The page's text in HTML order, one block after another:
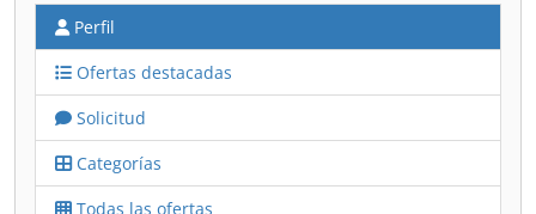
Perfil
Ofertas destacadas
Solicitud
Categorías
Todas las ofertas